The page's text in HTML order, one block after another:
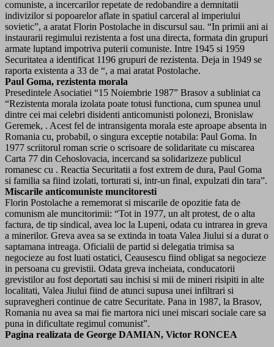
comuniste, a incercarilor repetate de redobandire a demnitatii
indivizilor si popoarelor aflate in spatiul carceral al imperiului
sovietic”, a aratat Florin Postolache in discursul sau. “In primii ani ai
instaurarii regimului rezistenta a fost una directa, formata din grupuri
armate luptand impotriva puterii comuniste. Intre 1945 si 1959
Securitatea a identificat 1196 grupuri de rezistenta. Deja in 1949 se
raporta existenta a 33 de “, a mai aratat Postolache.
Paul Goma, rezistenta morala
Presedintele Asociatiei “15 Noiembrie 1987” Brasov a subliniat ca
“Rezistenta morala izolata poate totusi functiona, cum spunea unul
dintre cei mai celebri disidenti anticomunisti polonezi, Bronislaw
Geremek, . Acest fel de intransigenta morala este aproape absenta in
Romania cu, probabil, o singura exceptie notabila: Paul Goma. In
1977 scriitorul roman scrie o scrisoare de solidaritate cu miscarea
Carta 77 din Cehoslovacia, incercand sa solidarizeze publicul
romanesc cu . Reactia Securitatii a fost extrem de dura, Paul Goma
si familia sa fiind izolati, torturati si, intr-un final, expulzati din tara”.
Miscarile anticomuniste muncitoresti
Florin Postolache a rememorat si miscarile de opozitie fata de
comunism ale muncitorimii: “Tot in 1977, un alt protest, de o alta
factura, de tip sindical, avea loc la Lupeni, odata cu intrarea in greva
a minerilor. Greva avea sa se extinda in toata Valea Jiului si a durat o
saptamana intreaga. Oficialii de partid si delegatia trimisa sa
negocieze au fost luati ostatici, Ceausescu fiind obligat sa negocieze
in persoana cu grevistii. Odata greva incheiata, conducatorii
grevistilor au fost deportati sau inchisi si mii de mineri risipiti in alte
localitati, Valea Jiului fiind de atunci supusa unei infiltrari si
supravegheri continue de catre Securitate. Pana in 1987, la Brasov,
Romania nu avea sa mai fie martora nici unei miscari sociale care sa
puna in dificultate regimul comunist”.
Pagina realizata de George DAMIAN, Victor RONCEA